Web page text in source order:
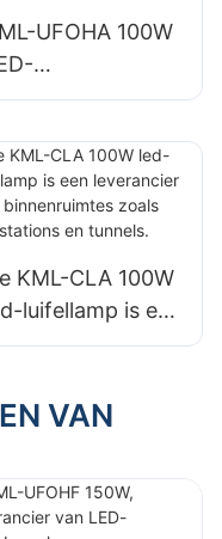
UFOHA 100W
industriële
KML-CLA 100W
luifellamp is een
voor
tankstations
VAN